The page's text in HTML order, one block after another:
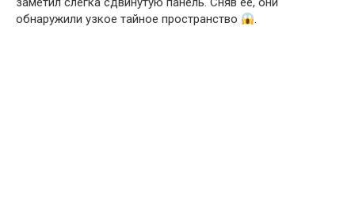
обнаружили узкое тайное пространство
.